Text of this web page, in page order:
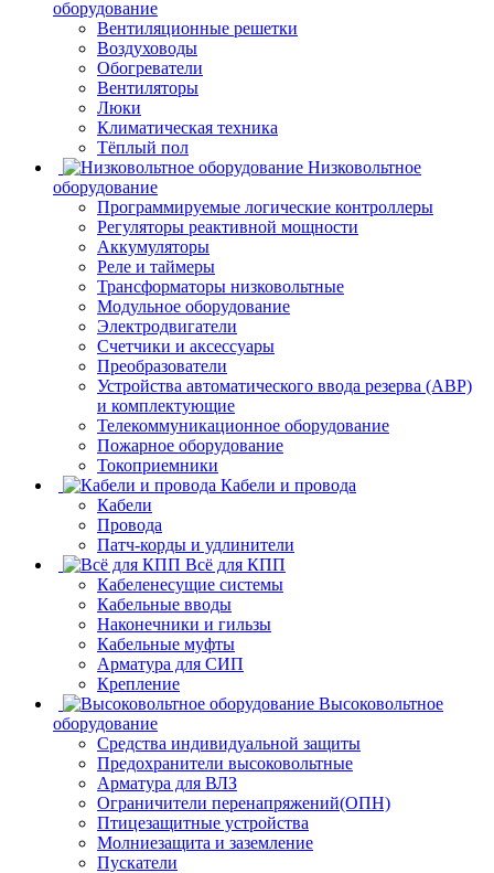
оборудование
Вентиляционные решетки
Воздуховоды
Обогреватели
Вентиляторы
Люки
Климатическая техника
Тёплый пол
Низковольтное
оборудование
Программируемые логические контроллеры
Регуляторы реактивной мощности
Аккумуляторы
Реле и таймеры
Трансформаторы низковольтные
Модульное оборудование
Электродвигатели
Счетчики и аксессуары
Преобразователи
Устройства автоматического ввода резерва (АВР)
и комплектующие
Телекоммуникационное оборудование
Пожарное оборудование
Токоприемники
Кабели и провода
Кабели
Провода
Патч-корды и удлинители
Всё для КПП
Кабеленесущие системы
Кабельные вводы
Наконечники и гильзы
Кабельные муфты
Арматура для СИП
Крепление
Высоковольтное
оборудование
Средства индивидуальной защиты
Предохранители высоковольтные
Арматура для ВЛЗ
Ограничители перенапряжений(ОПН)
Птицезащитные устройства
Молниезащита и заземление
Пускатели